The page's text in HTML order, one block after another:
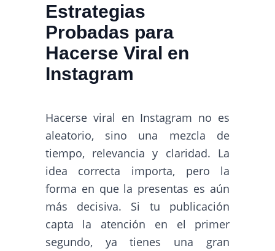
Estrategias
Probadas para
Hacerse Viral en
Instagram
Hacerse viral en Instagram no es
aleatorio, sino una mezcla de
tiempo, relevancia y claridad. La
idea correcta importa, pero la
forma en que la presentas es aún
más decisiva. Si tu publicación
capta la atención en el primer
segundo, ya tienes una gran